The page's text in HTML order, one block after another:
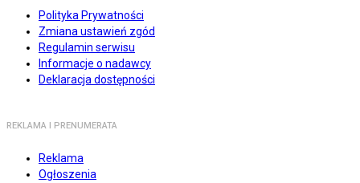
Polityka Prywatności
Zmiana ustawień zgód
Regulamin serwisu
Informacje o nadawcy
Deklaracja dostępności
REKLAMA I PRENUMERATA
Reklama
Ogłoszenia